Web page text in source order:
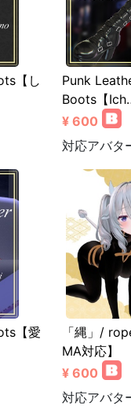
【し
Punk
Boots【
¥ 600
対応アバタ
【愛
「縄」/
MA対応】
¥ 600
対応アバタ